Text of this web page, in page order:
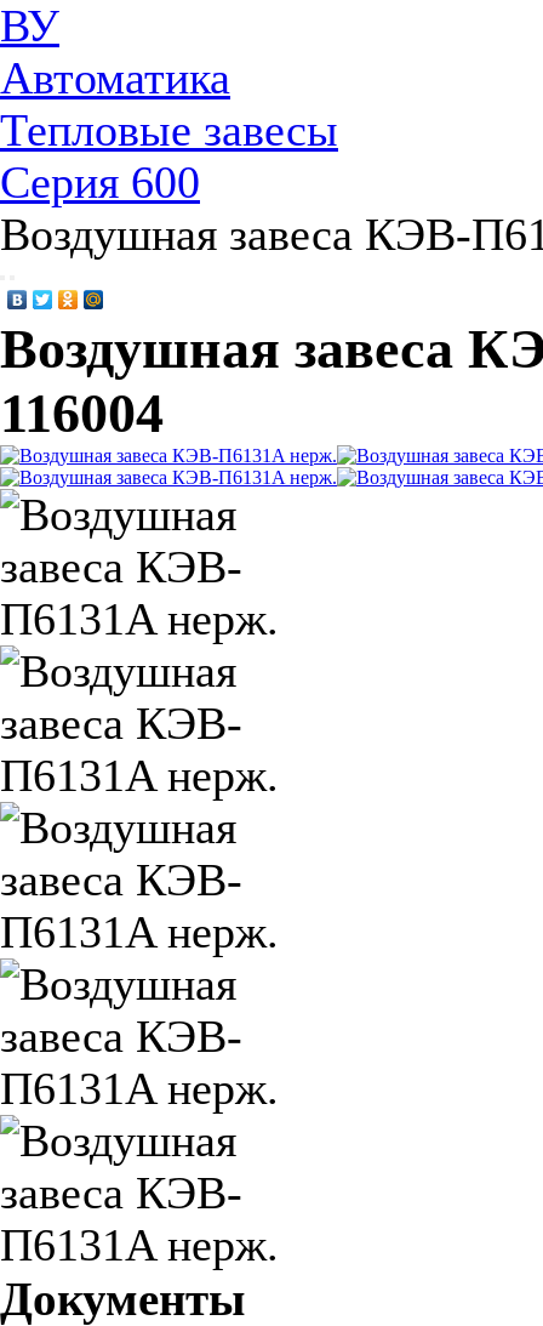
ВУ
Автоматика
Тепловые завесы
Серия 600
Воздушная завеса КЭВ-
Воздушная завеса
116004
Документы